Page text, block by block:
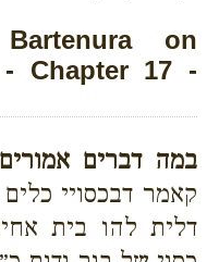
on
- Chapter 17 -
במה דברים
קאמר דבכסויי
דלית להו בית